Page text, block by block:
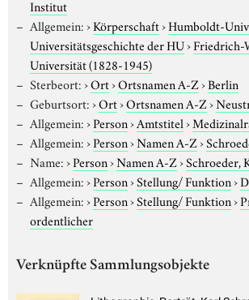
Institut
Allgemein:›Körperschaft›Humboldt-
Universitätsgeschichte der HU›Friedrich-
Universität (1828-1945)
Sterbeort:›Ort›Ortsnamen A-Z›Berlin
Geburtsort:›Ort›Ortsnamen A-Z›
Allgemein:›Person›Amtstitel›
Allgemein:›Person›Namen A-Z›
Name:›Person›Namen A-Z›Schroeder,
Allgemein:›Person›Stellung/ Funktion›
Allgemein:›Person›Stellung/ Funktion›
ordentlicher
Verknüpfte Sammlungsobjekte